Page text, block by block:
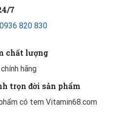
7
0936 820 830
chất lượng
hãng
trọn đời sản phẩm
có tem Vitamin68.com